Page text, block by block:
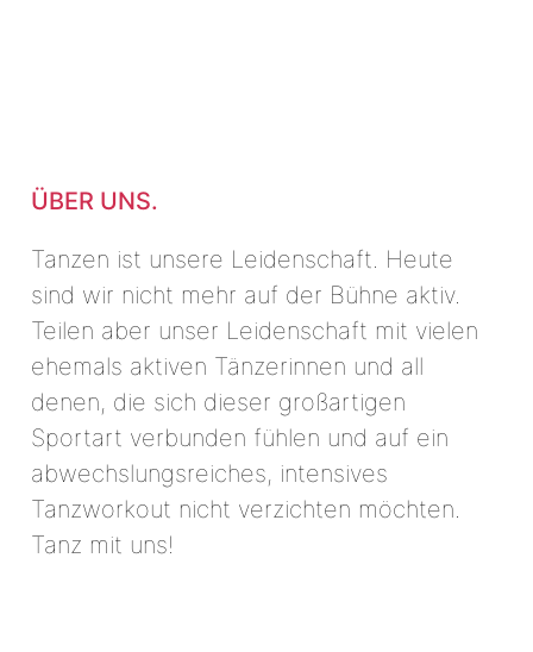
ÜBER UNS.
Tanzen ist unsere Leidenschaft. Heute
sind wir nicht mehr auf der Bühne aktiv.
Teilen aber unser Leidenschaft mit vielen
ehemals aktiven Tänzerinnen und all
denen, die sich dieser großartigen
Sportart verbunden fühlen und auf ein
abwechslungsreiches, intensives
Tanzworkout nicht verzichten möchten.
Tanz mit uns!